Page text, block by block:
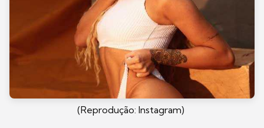
(Reprodução: Instagram)